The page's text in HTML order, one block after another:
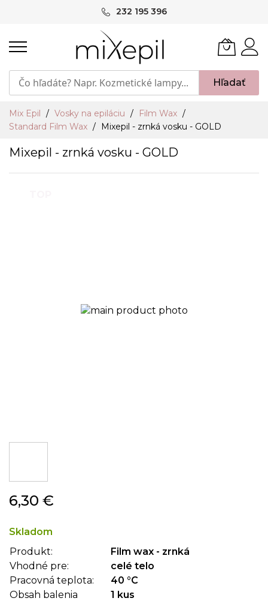
232 195 396
Hľadať
Mix Epil Vosky na epiláciu
Film Wax
Standard Film Wax
Mixepil - zrnká vosku - GOLD
Mixepil - zrnká vosku - GOLD
na
galérie
6,30 €
Skladom
Produkt:
Film wax - zrnká
Vhodné pre:
celé telo
Pracovná teplota:
40 °C
Obsah balenia
1 kus